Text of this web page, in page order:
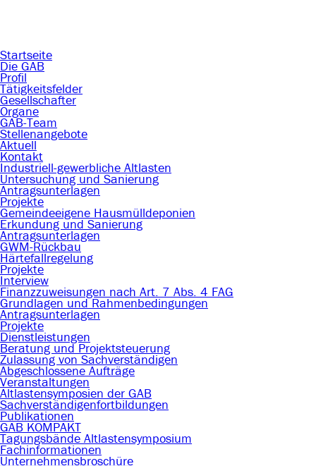
Startseite
Die GAB
Profil
Tätigkeitsfelder
Gesellschafter
Organe
GAB-Team
Stellenangebote
Aktuell
Kontakt
Industriell-gewerbliche Altlasten
Untersuchung und Sanierung
Antragsunterlagen
Projekte
Gemeindeeigene Hausmülldeponien
Erkundung und Sanierung
Antragsunterlagen
GWM-Rückbau
Härtefallregelung
Projekte
Interview
Finanzzuweisungen nach Art. 7 Abs. 4 FAG
Grundlagen und Rahmenbedingungen
Antragsunterlagen
Projekte
Dienstleistungen
Beratung und Projektsteuerung
Zulassung von Sachverständigen
Abgeschlossene Aufträge
Veranstaltungen
Altlastensymposien der GAB
Sachverständigenfortbildungen
Publikationen
GAB KOMPAKT
Tagungsbände Altlastensymposium
Fachinformationen
Unternehmensbroschüre